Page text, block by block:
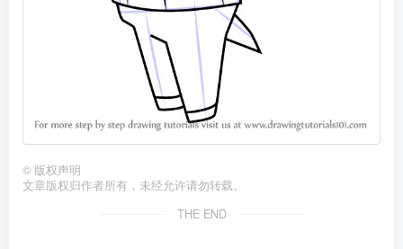
© 版权声明
文章版权归作者所有，未经允许请勿转载。
THE END